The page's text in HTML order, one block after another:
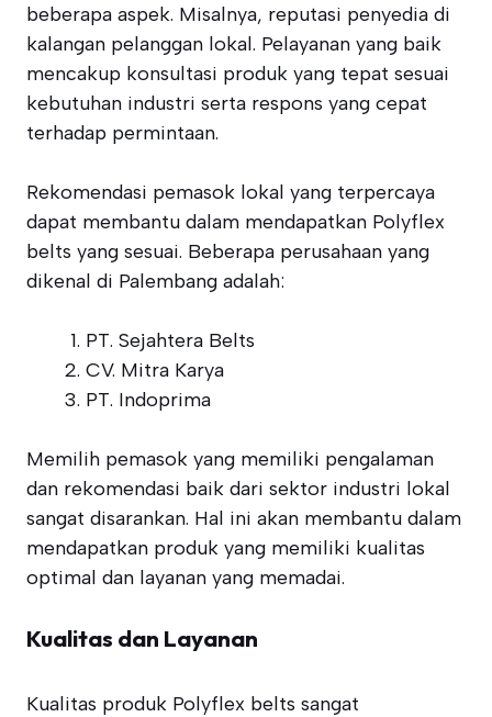
beberapa aspek. Misalnya, reputasi penyedia di
kalangan pelanggan lokal. Pelayanan yang baik
mencakup konsultasi produk yang tepat sesuai
kebutuhan industri serta respons yang cepat
terhadap permintaan.
Rekomendasi pemasok lokal yang terpercaya
dapat membantu dalam mendapatkan Polyflex
belts yang sesuai. Beberapa perusahaan yang
dikenal di Palembang adalah:
PT. Sejahtera Belts
CV. Mitra Karya
PT. Indoprima
Memilih pemasok yang memiliki pengalaman
dan rekomendasi baik dari sektor industri lokal
sangat disarankan. Hal ini akan membantu dalam
mendapatkan produk yang memiliki kualitas
optimal dan layanan yang memadai.
Kualitas dan Layanan
Kualitas produk Polyflex belts sangat